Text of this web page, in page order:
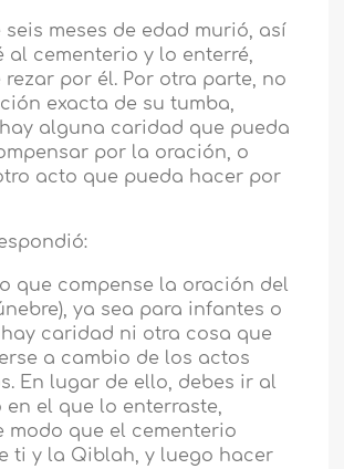
seis meses de edad murió, así
al cementerio y lo enterré,
rezar por él. Por otra parte, no
exacta de su tumba,
alguna caridad que pueda
por la oración, o
acto que pueda hacer por
que compense la oración del
ya sea para infantes o
caridad ni otra cosa que
a cambio de los actos
En lugar de ello, debes ir al
en el que lo enterraste,
modo que el cementerio
ti y la Qiblah, y luego hacer